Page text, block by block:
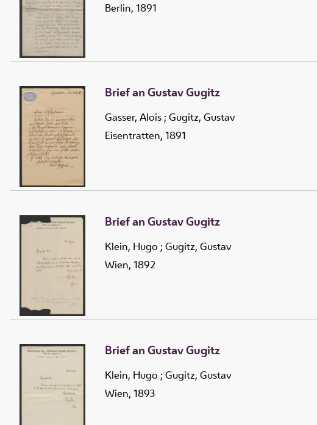
Berlin, 1891
Brief an Gustav Gugitz
Gasser, Alois ; Gugitz, Gustav
Eisentratten, 1891
Brief an Gustav Gugitz
Klein, Hugo ; Gugitz, Gustav
Wien, 1892
Brief an Gustav Gugitz
Klein, Hugo ; Gugitz, Gustav
Wien, 1893